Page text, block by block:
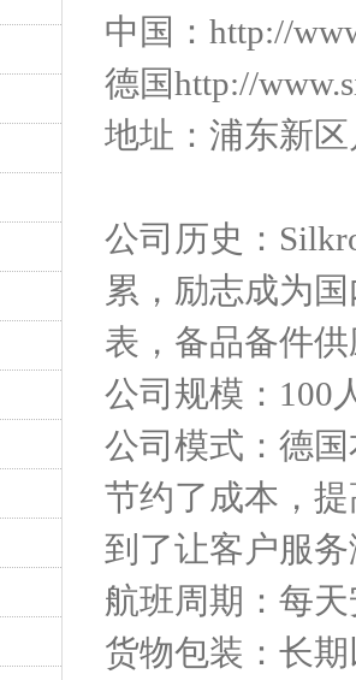
中国：http://
德国http://
地址：浦东新
公司历史：
累，励志成为
表，备品备件
公司规模：100
公司模式：德
节约了成本，
到了让客户服
航班周期：每
货物包装：长